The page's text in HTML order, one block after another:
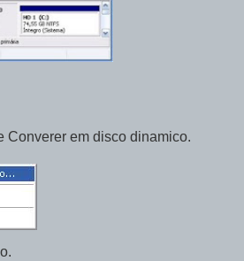
Converer em disco dinamico.